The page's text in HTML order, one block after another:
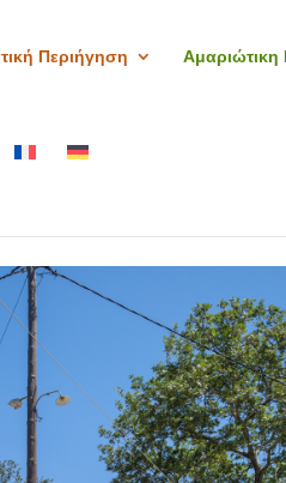
Περιήγηση Αμαριώτικη